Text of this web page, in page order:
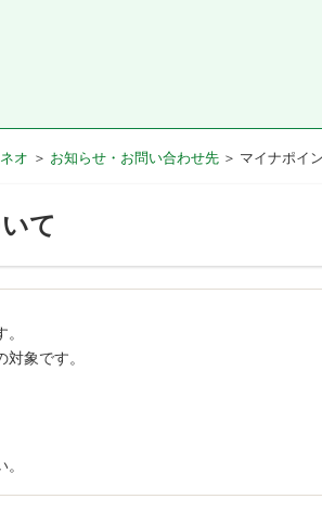
オ お知らせ・お問い合わせ先 マイナポイ
て
象です。